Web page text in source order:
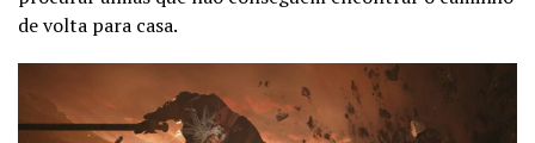
de volta para casa.